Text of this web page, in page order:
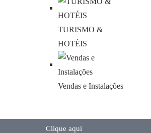
TURISMO &
HOTÉIS
Vendas e Instalações
Clique aqui